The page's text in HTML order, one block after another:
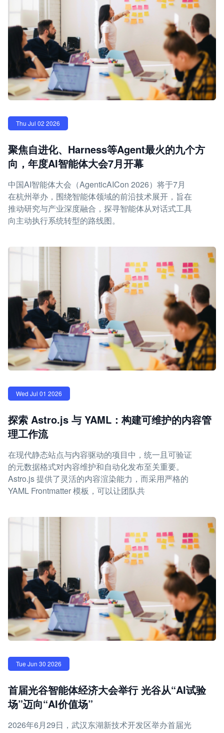
Thu Jul 02 2026
聚焦自进化、Harness等Agent最火的九个方
向，年度AI智能体大会7月开幕
中国AI智能体大会（AgenticAICon 2026）将于7月
在杭州举办，围绕智能体领域的前沿技术展开，旨在
推动研究与产业深度融合，探寻智能体从对话式工具
向主动执行系统转型的路线图。
Wed Jul 01 2026
探索 Astro.js 与 YAML：构建可维护的内容管
理工作流
在现代静态站点与内容驱动的项目中，统一且可验证
的元数据格式对内容维护和自动化发布至关重要。
Astro.js 提供了灵活的内容渲染能力，而采用严格的
YAML Frontmatter 模板，可以让团队共
Tue Jun 30 2026
首届光谷智能体经济大会举行 光谷从“AI试验
场”迈向“AI价值场”
2026年6月29日，武汉东湖新技术开发区举办首届光